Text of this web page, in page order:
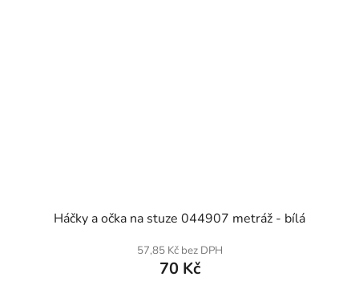
Háčky a očka na stuze 044907 metráž - bílá
57,85 Kč bez DPH
70 Kč